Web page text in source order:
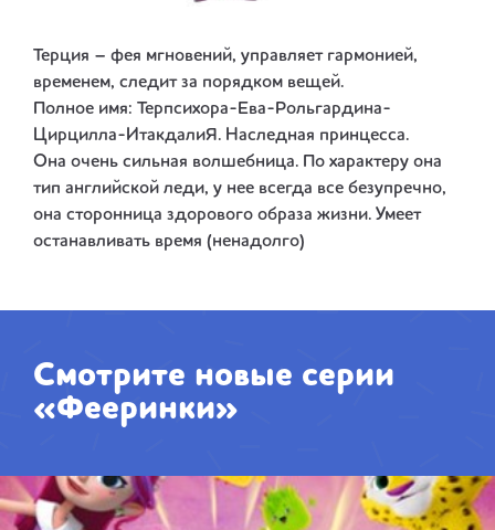
Терция – фея мгновений, управляет гармонией,
временем, следит за порядком вещей.
Полное имя: Терпсихора-Ева-Рольгардина-
Цирцилла-ИтакдалиЯ. Наследная принцесса.
Она очень сильная волшебница. По характеру она
тип английской леди, у нее всегда все безупречно,
она сторонница здорового образа жизни. Умеет
останавливать время (ненадолго)
Смотрите новые серии
«Фееринки»